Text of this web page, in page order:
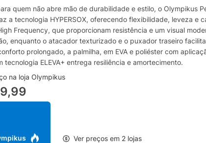
quem não abre mão de durabilidade e estilo, o Olympikus
a tecnologia HYPERSOX, oferecendo flexibilidade, leveza e
Frequency, que proporcionam resistência e um visual
enquanto o atacador texturizado e o puxador traseiro
prolongado, a palmilha, em EVA e poliéster com
tecnologia ELEVA+ entrega resiliência e amortecimento.
na loja Olympikus
Ver preços em 2 lojas